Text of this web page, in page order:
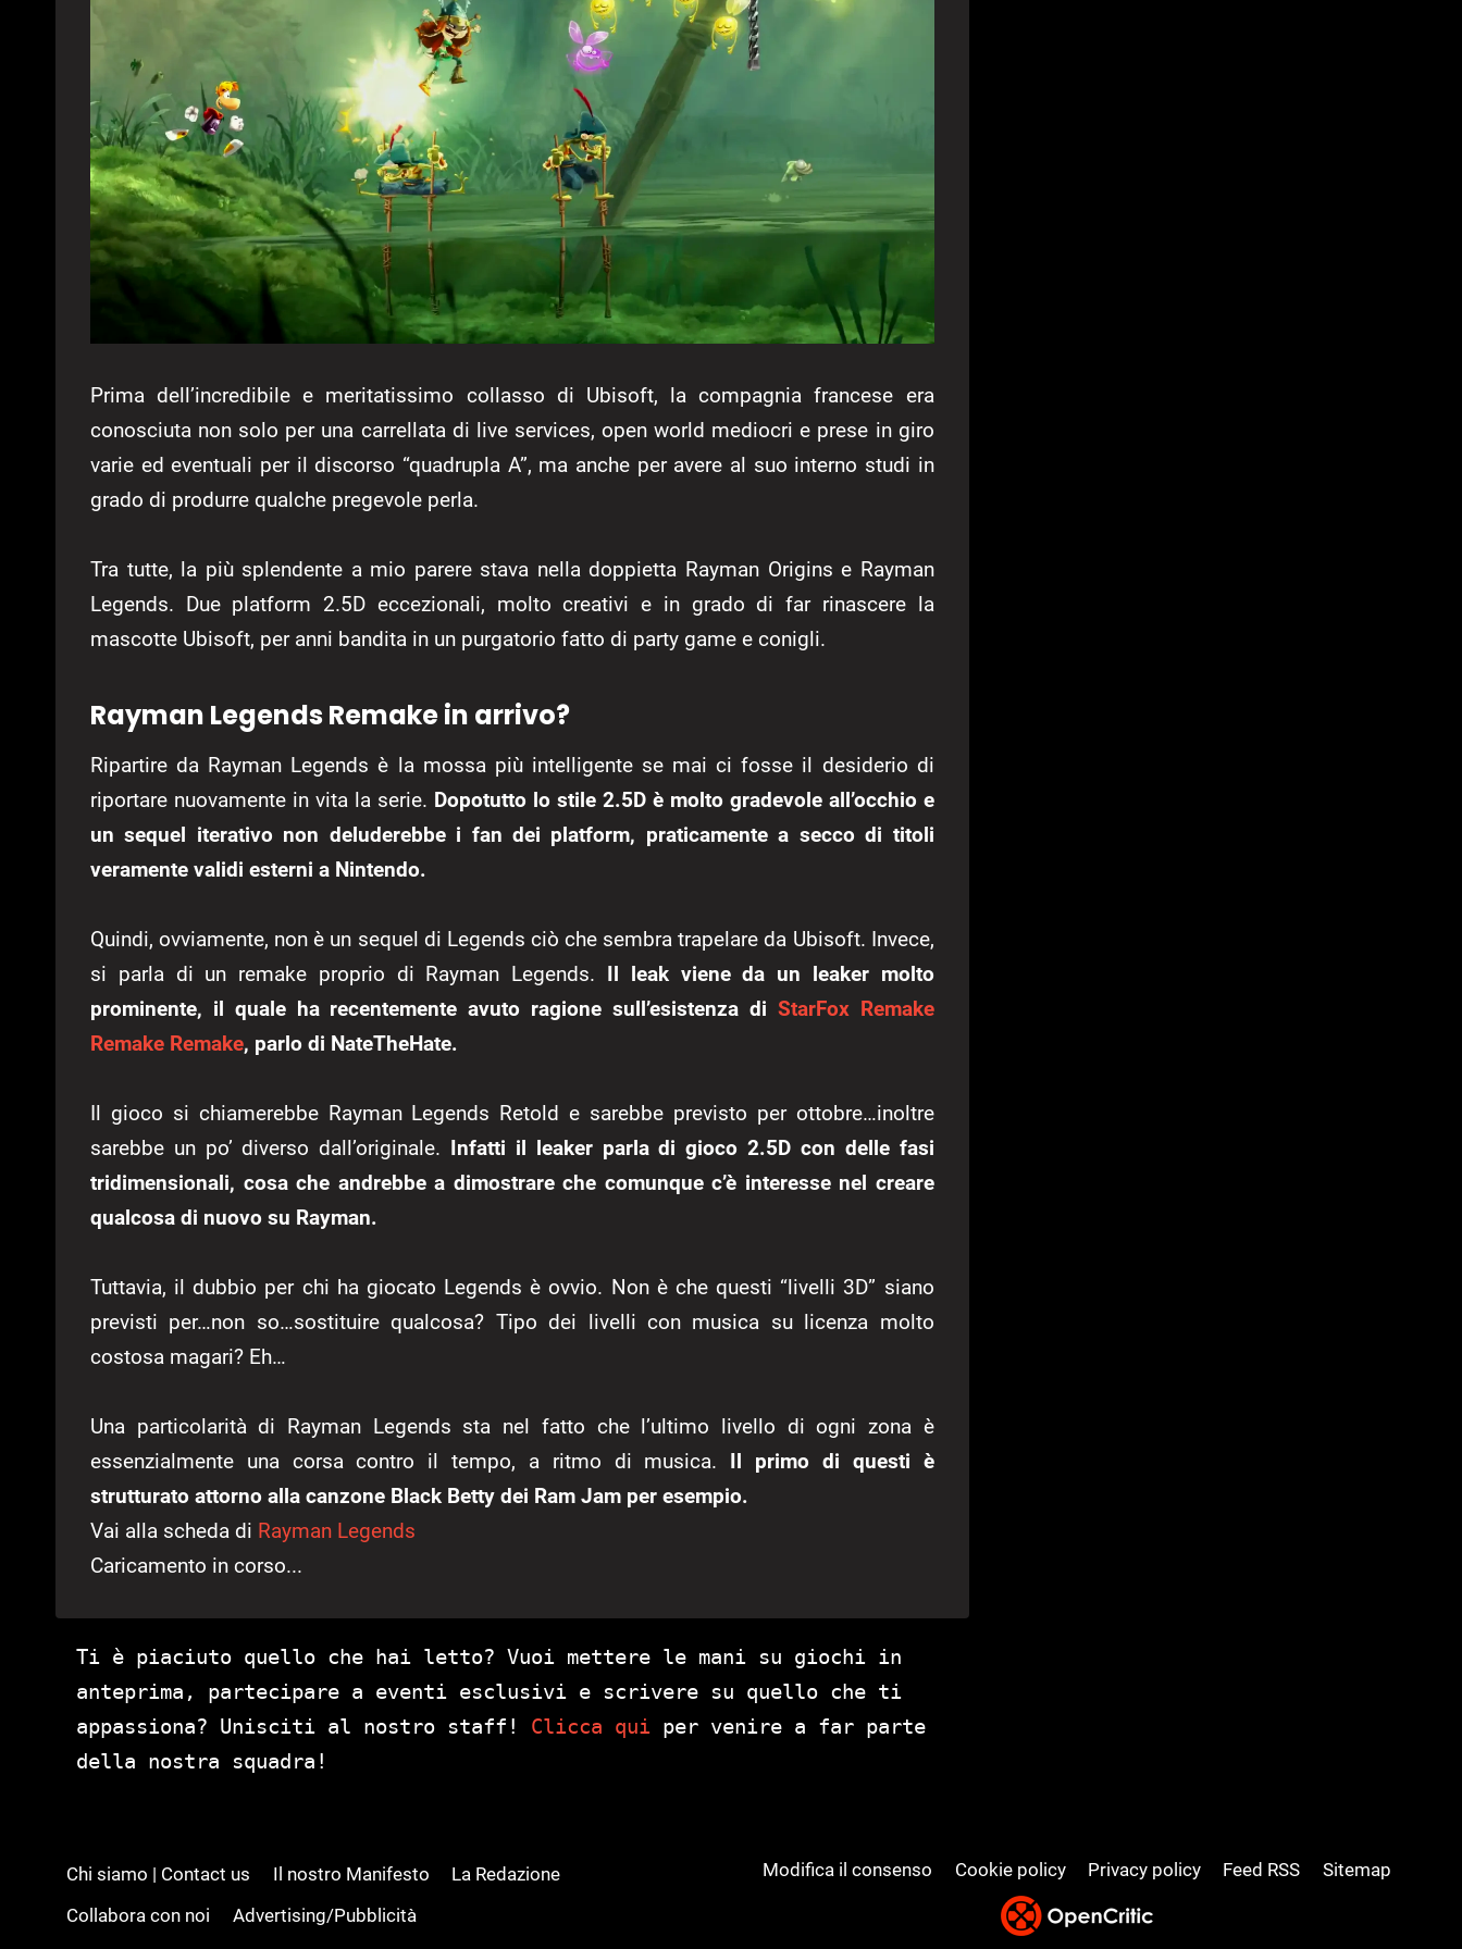
Prima dell’incredibile e meritatissimo collasso di Ubisoft, la compagnia francese era
conosciuta non solo per una carrellata di live services, open world mediocri e prese in giro
varie ed eventuali per il discorso “quadrupla A”, ma anche per avere al suo interno studi in
grado di produrre qualche pregevole perla.
Tra tutte, la più splendente a mio parere stava nella doppietta Rayman Origins e Rayman
Legends. Due platform 2.5D eccezionali, molto creativi e in grado di far rinascere la
mascotte Ubisoft, per anni bandita in un purgatorio fatto di party game e conigli.
Rayman Legends Remake in arrivo?
Ripartire da Rayman Legends è la mossa più intelligente se mai ci fosse il desiderio di
riportare nuovamente in vita la serie. Dopotutto lo stile 2.5D è molto gradevole all’occhio e
un sequel iterativo non deluderebbe i fan dei platform, praticamente a secco di titoli
veramente validi esterni a Nintendo.
Quindi, ovviamente, non è un sequel di Legends ciò che sembra trapelare da Ubisoft. Invece,
si parla di un remake proprio di Rayman Legends. Il leak viene da un leaker molto
prominente, il quale ha recentemente avuto ragione sull’esistenza di StarFox Remake
Remake Remake, parlo di NateTheHate.
Il gioco si chiamerebbe Rayman Legends Retold e sarebbe previsto per ottobre…inoltre
sarebbe un po’ diverso dall’originale. Infatti il leaker parla di gioco 2.5D con delle fasi
tridimensionali, cosa che andrebbe a dimostrare che comunque c’è interesse nel creare
qualcosa di nuovo su Rayman.
Tuttavia, il dubbio per chi ha giocato Legends è ovvio. Non è che questi “livelli 3D” siano
previsti per…non so…sostituire qualcosa? Tipo dei livelli con musica su licenza molto
costosa magari? Eh…
Una particolarità di Rayman Legends sta nel fatto che l’ultimo livello di ogni zona è
essenzialmente una corsa contro il tempo, a ritmo di musica. Il primo di questi è
strutturato attorno alla canzone Black Betty dei Ram Jam per esempio.
Vai alla scheda di Rayman Legends
Caricamento in corso...
Ti è piaciuto quello che hai letto? Vuoi mettere le mani su giochi in
anteprima, partecipare a eventi esclusivi e scrivere su quello che ti
appassiona? Unisciti al nostro staff! Clicca qui per venire a far parte
della nostra squadra!
Chi siamo | Contact us Il nostro Manifesto
La Redazione
Collabora con noi
Advertising/Pubblicità
Modifica il consenso Cookie policy Privacy policy Feed RSS Sitemap